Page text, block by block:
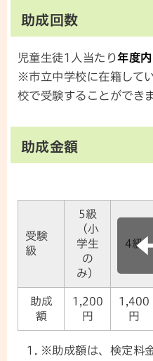
助成回数
児童生徒1人当たり年度
※市立中学校に在籍して
校で受験することができ
助成金額
受験
級
5級
（小
学生
の
み）
4級
助成
額
1,200
円
1,400
円
※助成額は、検定料